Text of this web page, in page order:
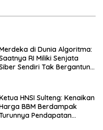
di Dunia Algoritma:
RI Miliki Senjata
Sendiri Tak Bergantung
HNSI Sulteng: Kenaikan
BBM Berdampak
Pendapatan